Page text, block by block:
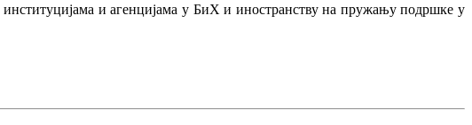
и агенцијама у БиХ и иностранству на пружању подршке у